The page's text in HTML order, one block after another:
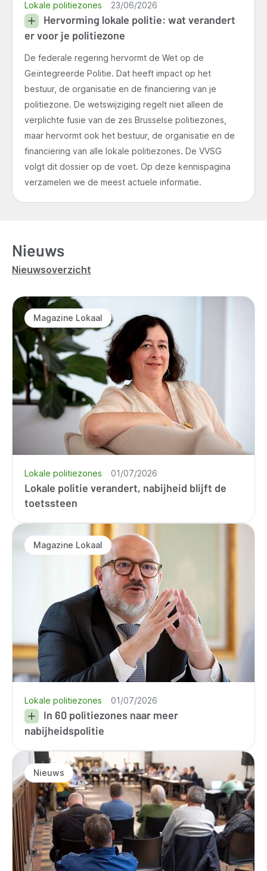
Hervorming lokale politie: wat verandert
er voor je politiezone
De federale regering hervormt de Wet op de
Geïntegreerde Politie. Dat heeft impact op het
bestuur, de organisatie en de financiering van je
politiezone. De wetswijziging regelt niet alleen de
verplichte fusie van de zes Brusselse politiezones,
maar hervormt ook het bestuur, de organisatie en de
financiering van alle lokale politiezones. De VVSG
volgt dit dossier op de voet. Op deze kennispagina
verzamelen we de meest actuele informatie.
Lokale politiezones 23/06/2026
Nieuws
Nieuwsoverzicht
Magazine Lokaal
Lokale politie verandert, nabijheid blijft de
toetssteen
Lokale politiezones 01/07/2026
Magazine Lokaal
In 60 politiezones naar meer
nabijheidspolitie
Lokale politiezones 01/07/2026
Nieuws